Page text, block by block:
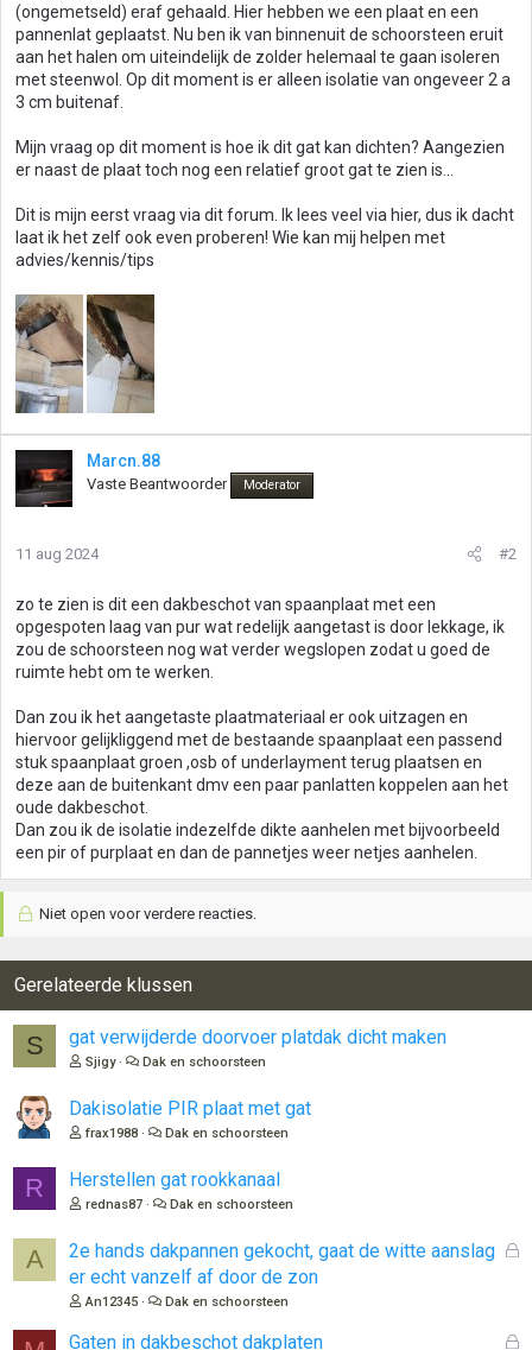
(ongemetseld) eraf gehaald. Hier hebben we een plaat en een
pannenlat geplaatst. Nu ben ik van binnenuit de schoorsteen eruit
aan het halen om uiteindelijk de zolder helemaal te gaan isoleren
met steenwol. Op dit moment is er alleen isolatie van ongeveer 2 a
3 cm buitenaf.
Mijn vraag op dit moment is hoe ik dit gat kan dichten? Aangezien
er naast de plaat toch nog een relatief groot gat te zien is...
Dit is mijn eerst vraag via dit forum. Ik lees veel via hier, dus ik dacht
laat ik het zelf ook even proberen! Wie kan mij helpen met
advies/kennis/tips
Marcn.88
Vaste Beantwoorder Moderator
11 aug 2024 #2
zo te zien is dit een dakbeschot van spaanplaat met een
opgespoten laag van pur wat redelijk aangetast is door lekkage, ik
zou de schoorsteen nog wat verder wegslopen zodat u goed de
ruimte hebt om te werken.
Dan zou ik het aangetaste plaatmateriaal er ook uitzagen en
hiervoor gelijkliggend met de bestaande spaanplaat een passend
stuk spaanplaat groen ,osb of underlayment terug plaatsen en
deze aan de buitenkant dmv een paar panlatten koppelen aan het
oude dakbeschot.
Dan zou ik de isolatie indezelfde dikte aanhelen met bijvoorbeeld
een pir of purplaat en dan de pannetjes weer netjes aanhelen.
Niet open voor verdere reacties.
Gerelateerde klussen
S gat verwijderde doorvoer platdak dicht maken
Sjigy Dak en schoorsteen
Dakisolatie PIR plaat met gat
frax1988 Dak en schoorsteen
R Herstellen gat rookkanaal
rednas87 Dak en schoorsteen
A
G
o
2e hands dakpannen gekocht, gaat de witte aanslag
er echt vanzelf af door de zon
An12345 Dak en schoorsteen
G
Gaten in dakbeschot dakplaten